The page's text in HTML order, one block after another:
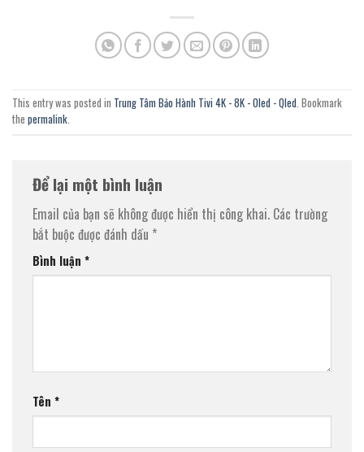
This entry was posted in Trung Tâm Bảo Hành Tivi 4K - 8K - Oled - Qled. Bookmark
the permalink.
Để lại một bình luận
Email của bạn sẽ không được hiển thị công khai. Các trường
bắt buộc được đánh dấu *
Bình luận *
Tên *